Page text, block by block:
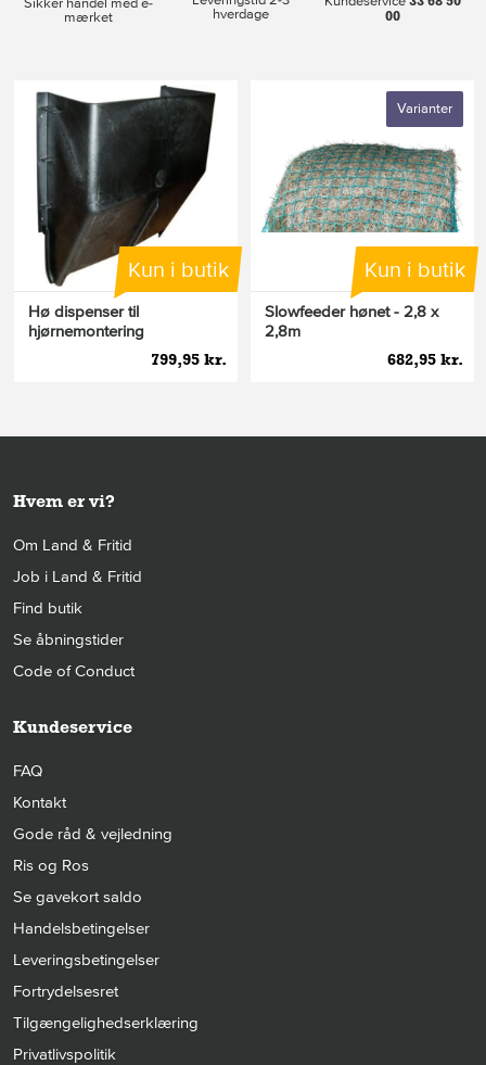
mærket
hverdage
00
Kun i butik
Hø dispenser til
hjørnemontering
799,95 kr.
Varianter
Kun i butik
Slowfeeder hønet - 2,8 x
2,8m
682,95 kr.
Hvem er vi?
Om Land & Fritid
Job i Land & Fritid
Find butik
Se åbningstider
Code of Conduct
Kundeservice
FAQ
Kontakt
Gode råd & vejledning
Ris og Ros
Se gavekort saldo
Handelsbetingelser
Leveringsbetingelser
Fortrydelsesret
Tilgængelighedserklæring
Privatlivspolitik